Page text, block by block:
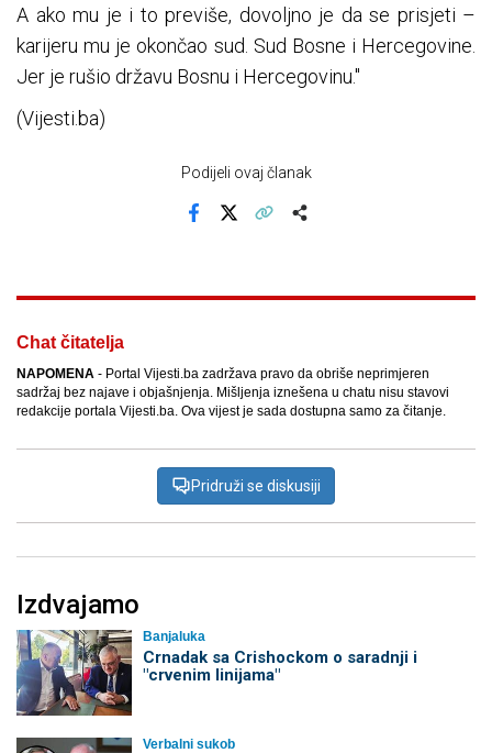
A ako mu je i to previše, dovoljno je da se prisjeti –
karijeru mu je okončao sud. Sud Bosne i Hercegovine.
Jer je rušio državu Bosnu i Hercegovinu."
(Vijesti.ba)
Podijeli ovaj članak
Chat čitatelja
NAPOMENA - Portal Vijesti.ba zadržava pravo da obriše neprimjeren
sadržaj bez najave i objašnjenja. Mišljenja iznešena u chatu nisu stavovi
redakcije portala Vijesti.ba. Ova vijest je sada dostupna samo za čitanje.
Pridruži se diskusiji
Izdvajamo
Banjaluka
Crnadak sa Crishockom o saradnji i
"crvenim linijama"
Verbalni sukob